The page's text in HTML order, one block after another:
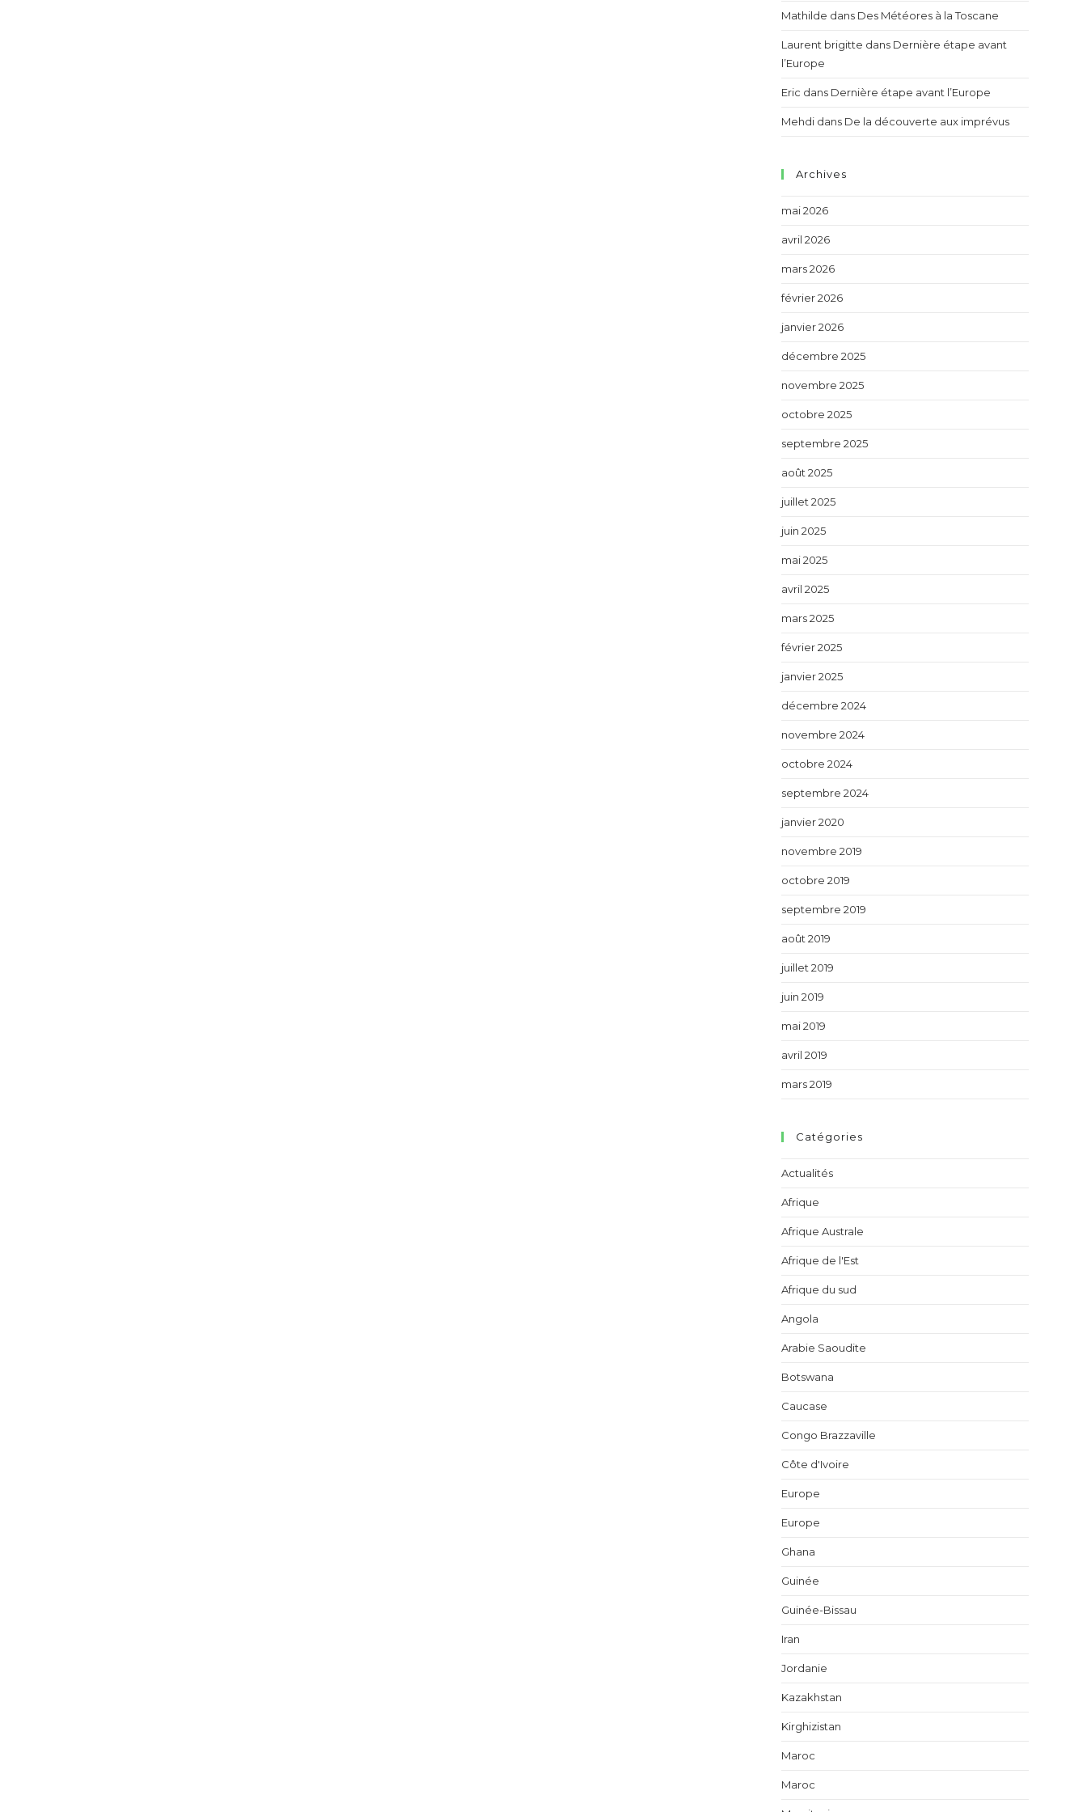
Mathilde dans Des Météores à la Toscane
Laurent brigitte dans Dernière étape avant
l’Europe
Eric dans Dernière étape avant l’Europe
Mehdi dans De la découverte aux imprévus
Archives
mai 2026
avril 2026
mars 2026
février 2026
janvier 2026
décembre 2025
novembre 2025
octobre 2025
septembre 2025
août 2025
juillet 2025
juin 2025
mai 2025
avril 2025
mars 2025
février 2025
janvier 2025
décembre 2024
novembre 2024
octobre 2024
septembre 2024
janvier 2020
novembre 2019
octobre 2019
septembre 2019
août 2019
juillet 2019
juin 2019
mai 2019
avril 2019
mars 2019
Catégories
Actualités
Afrique
Afrique Australe
Afrique de l'Est
Afrique du sud
Angola
Arabie Saoudite
Botswana
Caucase
Congo Brazzaville
Côte d'Ivoire
Europe
Europe
Ghana
Guinée
Guinée-Bissau
Iran
Jordanie
Kazakhstan
Kirghizistan
Maroc
Maroc